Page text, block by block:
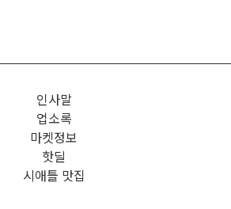
인사말
업소록
마켓정보
핫딜
시애틀 맛집